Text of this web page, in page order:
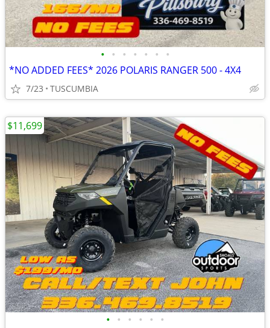
• • • • • • •
*NO ADDED FEES* 2026 POLARIS RANGER 500 - 4X4
7/23 TUSCUMBIA
• • • • • •
$11,699